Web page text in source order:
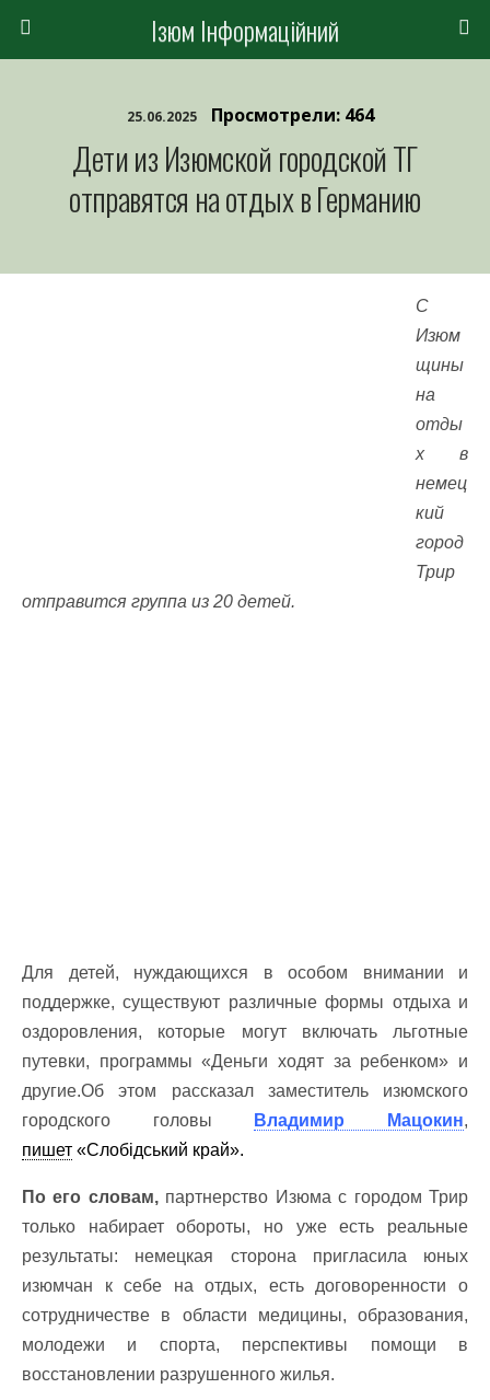
Ізюм Інформаційний
25.06.2025 Просмотрели: 464
Дети из Изюмской городской ТГ
отправятся на отдых в Германию
С
Изюм
щины
на
отды
х в
немец
кий
город
Трир
отправится группа из 20 детей.
Для детей, нуждающихся в особом внимании и
поддержке, существуют различные формы отдыха и
оздоровления, которые могут включать льготные
путевки, программы «Деньги ходят за ребенком» и
другие.Об этом рассказал заместитель изюмского
городского головы
Владимир Мацокин,
пишет «Слобідський край».
По его словам,партнерство Изюма с городом Трир
только набирает обороты, но уже есть реальные
результаты: немецкая сторона пригласила юных
изюмчан к себе на отдых, есть договоренности о
сотрудничестве в области медицины, образования,
молодежи и спорта, перспективы помощи в
восстановлении разрушенного жилья.